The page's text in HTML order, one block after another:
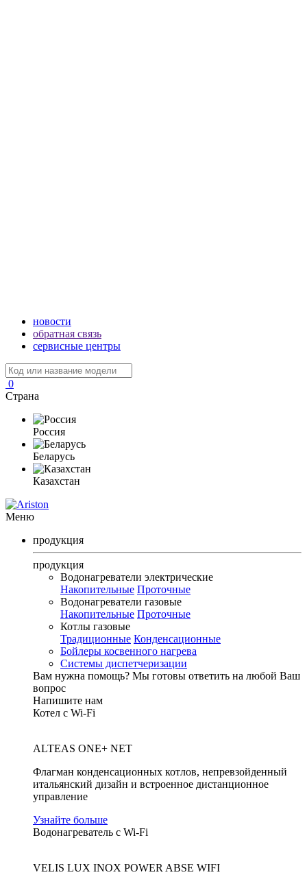
новости
обратная связь
сервисные центры
0
Страна
Россия
Беларусь
Казахстан
Меню
продукция
продукция
Водонагреватели электрические
Накопительные Проточные
Водонагреватели газовые
Накопительные Проточные
Котлы газовые
Традиционные Конденсационные
Бойлеры косвенного нагрева
Системы диспетчеризации
Вам нужна помощь? Мы готовы ответить на любой Ваш
вопрос
Напишите нам
Котел с Wi-Fi
ALTEAS ONE+ NET
Флагман конденсационных котлов, непревзойденный
итальянский дизайн и встроенное дистанционное
управление
Узнайте больше
Водонагреватель с Wi-Fi
VELIS LUX INOX POWER ABSE WIFI